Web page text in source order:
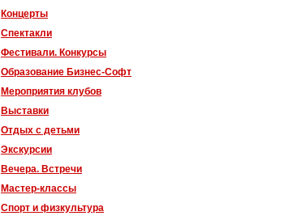
Концерты
Спектакли
Фестивали. Конкурсы
Образование Бизнес-Софт
Мероприятия клубов
Выставки
Отдых с детьми
Экскурсии
Вечера. Встречи
Мастер-классы
Спорт и физкультура